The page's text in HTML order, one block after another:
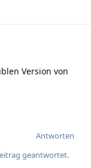
Version von
Antworten
geantwortet.